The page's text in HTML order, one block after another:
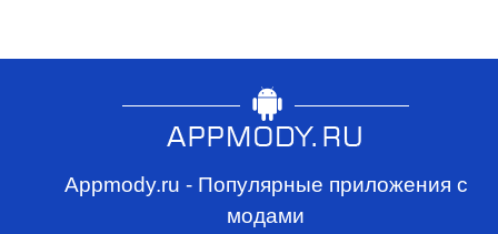
Appmody.ru - Популярные приложения с
модами